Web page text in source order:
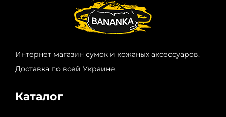
Интернет магазин сумок и кожаных аксессуаров.
Доставка по всей Украине.
Каталог